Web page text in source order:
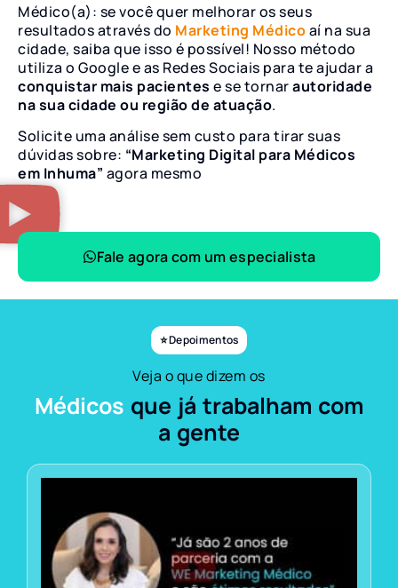
Médico(a): se você quer melhorar os seus
resultados através do Marketing Médicoaí na sua
cidade, saiba que isso é possível! Nosso método
utiliza o Google e as Redes Sociais para te ajudar a
conquistar mais pacientes e se tornarautoridade
na sua cidade ou região de atuação.
Solicite uma análise sem custo para tirar suas
dúvidas sobre: “Marketing Digital para Médicos
em Inhuma” agora mesmo
Fale agora com um especialista
⭐ Depoimentos
Veja o que dizem os
Médicos que já trabalham com
a gente